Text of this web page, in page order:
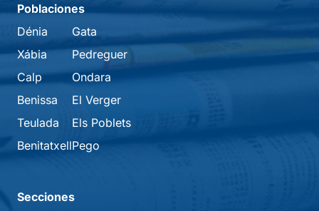
Poblaciones
Dénia
Xábia
Calp
Benissa
Teulada
Benitatxell
Gata
Pedreguer
Ondara
El Verger
Els Poblets
Pego
Secciones